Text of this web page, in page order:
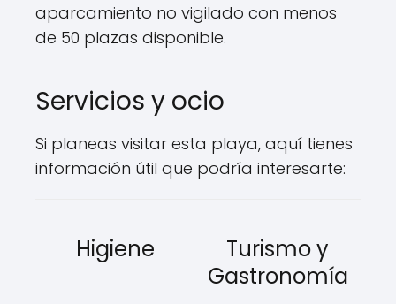
aparcamiento no vigilado con menos
de 50 plazas disponible.
Servicios y ocio
Si planeas visitar esta playa, aquí tienes
información útil que podría interesarte:
Higiene
Turismo y
Gastronomía